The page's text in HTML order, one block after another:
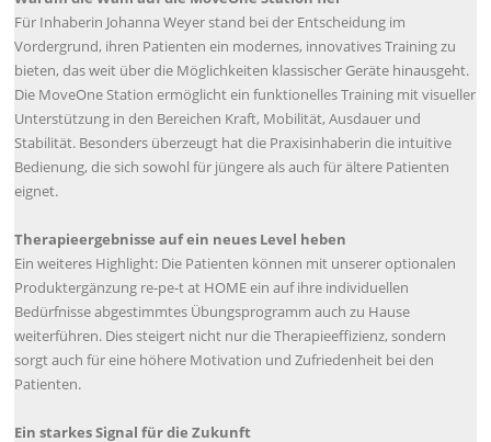
Für Inhaberin Johanna Weyer stand bei der Entscheidung im
Vordergrund, ihren Patienten ein modernes, innovatives Training zu
bieten, das weit über die Möglichkeiten klassischer Geräte hinausgeht.
Die MoveOne Station ermöglicht ein funktionelles Training mit visueller
Unterstützung in den Bereichen Kraft, Mobilität, Ausdauer und
Stabilität. Besonders überzeugt hat die Praxisinhaberin die intuitive
Bedienung, die sich sowohl für jüngere als auch für ältere Patienten
eignet.
Therapieergebnisse auf ein neues Level heben
Ein weiteres Highlight: Die Patienten können mit unserer optionalen
Produktergänzung re-pe-t at HOME ein auf ihre individuellen
Bedürfnisse abgestimmtes Übungsprogramm auch zu Hause
weiterführen. Dies steigert nicht nur die Therapieeffizienz, sondern
sorgt auch für eine höhere Motivation und Zufriedenheit bei den
Patienten.
Ein starkes Signal für die Zukunft